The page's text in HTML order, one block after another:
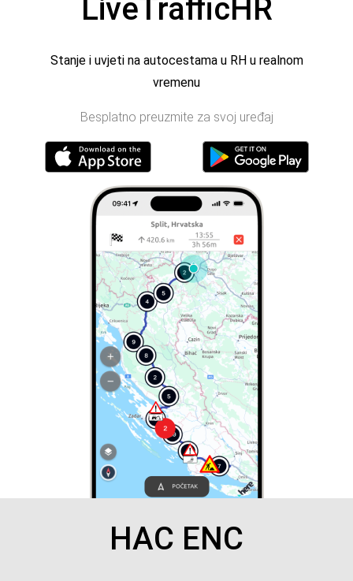
LiveTrafficHR
Stanje i uvjeti na autocestama u RH u realnom
vremenu
Besplatno preuzmite za svoj uređaj
HAC ENC